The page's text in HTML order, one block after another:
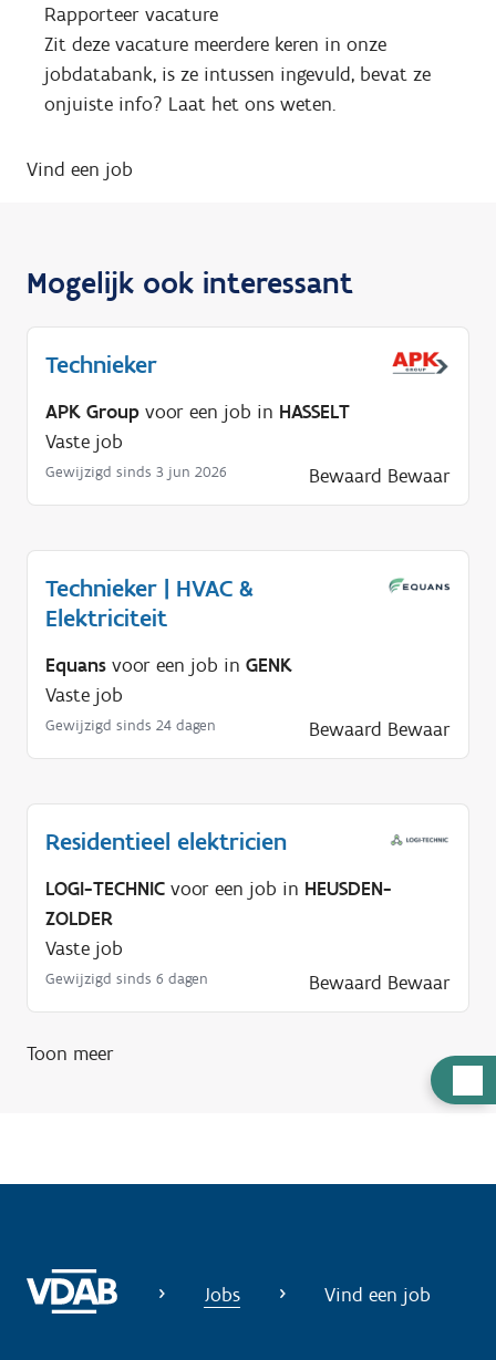
u
Rapporteer vacature
Zit deze vacature meerdere keren in onze
jobdatabank, is ze intussen ingevuld, bevat ze
onjuiste info? Laat het ons weten.
Vind een job
Mogelijk ook interessant
Technieker
APK Group voor een job in HASSELT
Vaste job
Gewijzigd sinds 3 jun 2026 Bewaard Bewaar
Technieker | HVAC &
Elektriciteit
Equans voor een job in GENK
Vaste job
Gewijzigd sinds 24 dagen Bewaard Bewaar
Residentieel elektricien
LOGI-TECHNIC voor een job in HEUSDEN-
ZOLDER
Vaste job
Gewijzigd sinds 6 dagen Bewaard Bewaar
Toon meer
Jobs Vind een job